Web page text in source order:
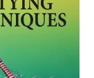
od
chtít